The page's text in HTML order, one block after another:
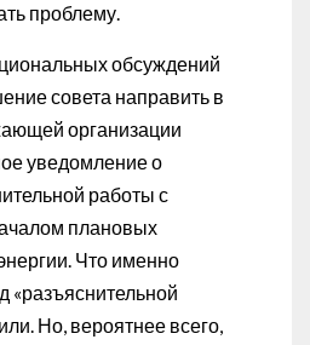
проблему.
обсуждений
совета направить в
организации
уведомление о
работы с
плановых
Что именно
«разъяснительной
Но, вероятнее всего,